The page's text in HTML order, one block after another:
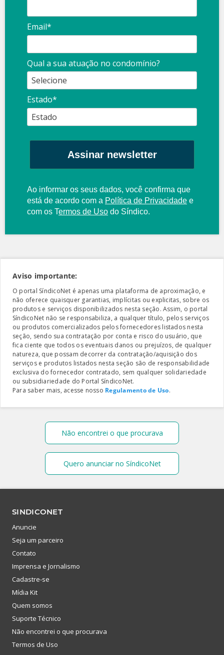
Email*
Qual a sua atuação no condomínio?
Estado*
Assinar newsletter
Ao informar os seus dados, você confirma que
está de acordo com a Política de Privacidade e
com os Termos de Uso do Síndico.
Aviso importante:
O portal SíndicoNet é apenas uma plataforma de aproximação, e
não oferece quaisquer garantias, implícitas ou explicitas, sobre os
produtos e serviços disponibilizados nesta seção. Assim, o portal
SíndicoNet não se responsabiliza, a qualquer título, pelos serviços
ou produtos comercializados pelos fornecedores listados nesta
seção, sendo sua contratação por conta e risco do usuário, que
fica ciente que todos os eventuais danos ou prejuízos, de qualquer
natureza, que possam decorrer da contratação/aquisição dos
serviços e produtos listados nesta seção são de responsabilidade
exclusiva do fornecedor contratado, sem qualquer solidariedade
ou subsidiariedade do Portal SíndicoNet.
Para saber mais, acesse nosso Regulamento de Uso.
Não encontrei o que procurava
Quero anunciar no SíndicoNet
SINDICONET
Anuncie
Seja um parceiro
Contato
Imprensa e Jornalismo
Cadastre-se
Mídia Kit
Quem somos
Suporte Técnico
Não encontrei o que procurava
Termos de Uso